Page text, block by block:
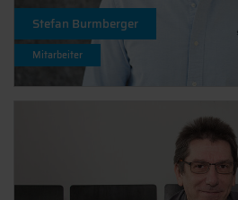
Stefan Burmberger
Mitarbeiter